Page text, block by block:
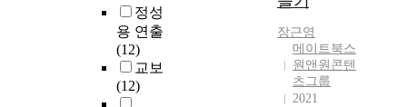
정성
용 연출
(12)
교보
(12)
장근영
메이트북스
원앤원콘텐
츠그룹
2021